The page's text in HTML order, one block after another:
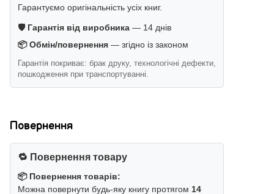
Гарантуємо оригінальність усіх книг.
🛡️ Гарантія від виробника — 14 днів
📦 Обмін/повернення — згідно із законом
Гарантія покриває: брак друку, технологічні дефекти,
пошкодження при транспортуванні.
Повернення
🔁 Повернення товару
📦 Повернення товарів:
Можна повернути будь-яку книгу протягом 14